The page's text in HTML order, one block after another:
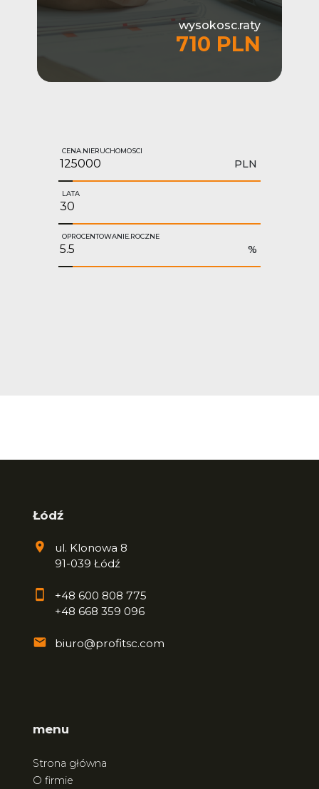
wysokosc.raty
710 PLN
CENA.NIERUCHOMOSCI
PLN
LATA
OPROCENTOWANIE.ROCZNE
%
Łódź
ul. Klonowa 8
91-039 Łódź
+48 600 808 775
+48 668 359 096
biuro@profitsc.com
menu
Strona główna
O firmie